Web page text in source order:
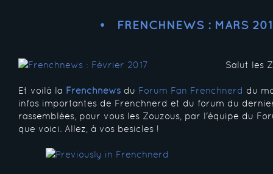
FRENCHNEWS : MARS
Salut les
Et voilà la Frenchnews du Forum Fan Frenchnerd du
infos importantes de Frenchnerd et du forum du
rassemblées, pour vous les Zouzous, par l'équipe du
que voici. Allez, à vos besicles !